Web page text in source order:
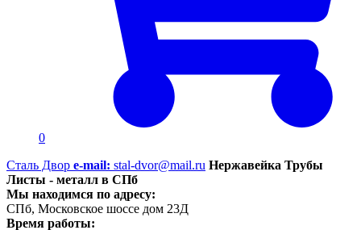
0
Сталь Двор e-mail: stal-dvor@mail.ru Нержавейка Трубы
Листы - металл в СПб
Мы находимся по адресу:
СПб, Московское шоссе дом 23Д
Время работы: